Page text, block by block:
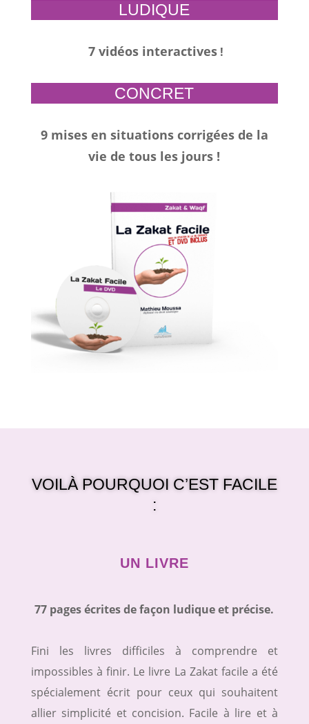
LUDIQUE
7 vidéos interactives !
CONCRET
9 mises en situations corrigées de la
vie de tous les jours !
VOILÀ POURQUOI C’EST FACILE
:
UN LIVRE
77 pages écrites de façon ludique et précise.
Fini les livres difficiles à comprendre et
impossibles à finir. Le livre La Zakat facile a été
spécialement écrit pour ceux qui souhaitent
allier simplicité et concision. Facile à lire et à